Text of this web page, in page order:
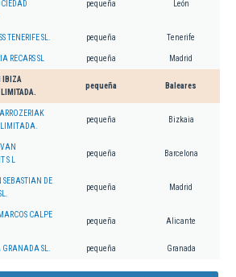
pequeña León
TENERIFE SL. pequeña Tenerife
RECARS SL pequeña Madrid
IBIZA
pequeña Baleares
pequeña Bizkaia
S L
pequeña Barcelona
SEBASTIAN DE
pequeña Madrid
CALPE
pequeña Alicante
SL. pequeña Granada